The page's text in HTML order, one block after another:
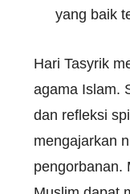
yang baik
Hari Tasyrik
agama Islam.
dan refleksi
mengajarkan
pengorbanan.